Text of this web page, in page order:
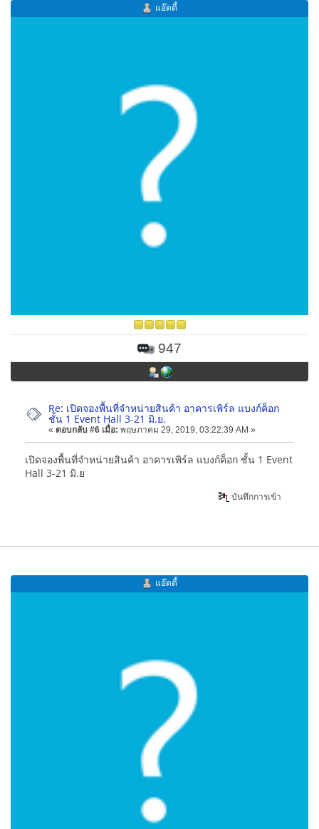
แอ๊ดดี้
947
Re: เปิดจองพื้นที่จำหน่ายสินค้า อาคารเพิร์ล แบงก์ค็อก
ชั้น 1 Event Hall 3-21 มิ.ย.
« ตอบกลับ #6 เมื่อ: พฤษภาคม 29, 2019, 03:22:39 AM »
เปิดจองพื้นที่จำหน่ายสินค้า อาคารเพิร์ล แบงก์ค็อก ชั้น 1 Event
Hall 3-21 มิ.ย
บันทึกการเข้า
แอ๊ดดี้